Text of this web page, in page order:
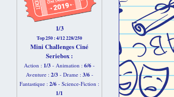
1/3
Top 250 : 4/12 228/250
Mini Challenges Ciné
Seriebox :
Action : 1/3 - Animation : 6/6 -
Aventure : 2/3- Drame : 3/6-
Fantastique : 2/6 - Science-Fiction :
1/1